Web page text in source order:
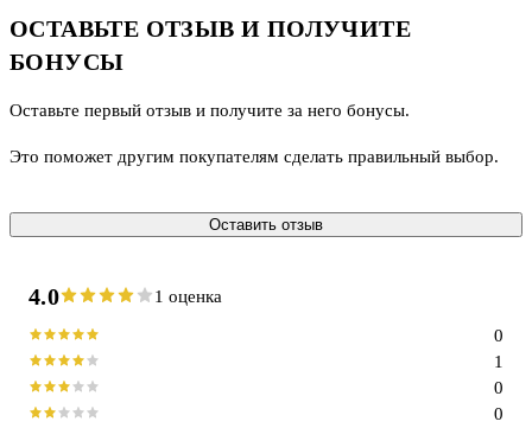
ОСТАВЬТЕ ОТЗЫВ И ПОЛУЧИТЕ
БОНУСЫ
Оставьте первый отзыв и получите за него бонусы.
Это поможет другим покупателям сделать правильный выбор.
Оставить отзыв
4.0 1 оценка
0
0
1
0